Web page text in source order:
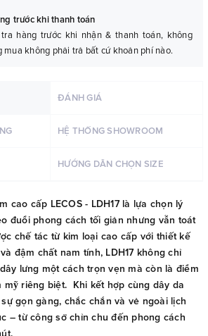
trước khi thanh toán
hàng trước khi nhận & thanh toán, không
mua không phải trả bất cứ khoản phí nào.
ĐÁNH GIÁ
HỆ THỐNG SHOWROOM
HƯỚNG DẪN CHỌN SIZE
cao cấp LECOS - LDH17 là lựa chọn lý
đuổi phong cách tối giản nhưng vẫn toát
chế tác từ kim loại cao cấp với thiết kế
đậm chất nam tính, LDH17 không chỉ
lưng một cách trọn vẹn mà còn là điểm
mỹ riêng biệt. Khi kết hợp cùng dây da
gọn gàng, chắc chắn và vẻ ngoài lịch
– từ công sở chỉn chu đến phong cách